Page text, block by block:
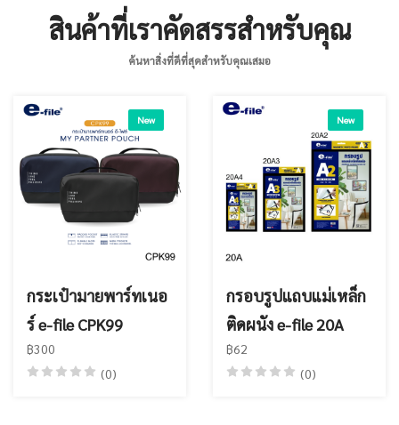
สินค้าที่เราคัดสรรสำหรับคุณ
ค้นหาสิ่งที่ดีที่สุดสำหรับคุณเสมอ
New
กระเป๋ามายพาร์ทเนอ
ร์ e-file CPK99
฿300
(0)
New
กรอบรูปแถบแม่เหล็ก
ติดผนัง e-file 20A
฿62
(0)